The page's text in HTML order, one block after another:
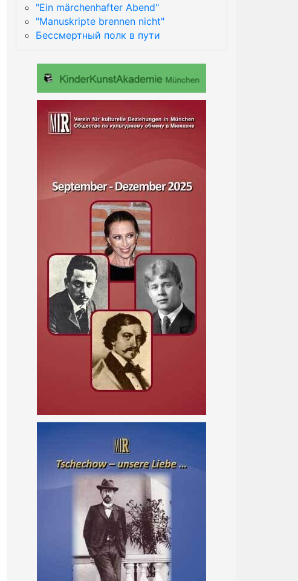
"Ein märchenhafter Abend"
"Manuskripte brennen nicht"
Бессмертный полк в пути